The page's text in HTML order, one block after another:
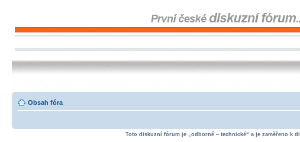
Obsah fóra
Toto diskuzní fórum je „odborně – technické“ a je zaměřeno k